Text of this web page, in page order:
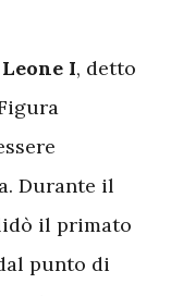
Leone I, detto
Durante il
il primato
punto di